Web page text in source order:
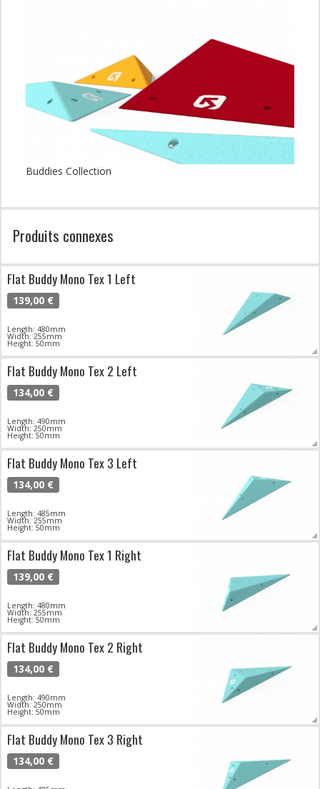
Buddies Collection
Produits connexes
Flat Buddy Mono Tex 1 Left
139,00 €
Length: 480mm
Width: 255mm
Height: 50mm
Flat Buddy Mono Tex 2 Left
134,00 €
Length: 490mm
Width: 250mm
Height: 50mm
Flat Buddy Mono Tex 3 Left
134,00 €
Length: 485mm
Width: 255mm
Height: 50mm
Flat Buddy Mono Tex 1 Right
139,00 €
Length: 480mm
Width: 255mm
Height: 50mm
Flat Buddy Mono Tex 2 Right
134,00 €
Length: 490mm
Width: 250mm
Height: 50mm
Flat Buddy Mono Tex 3 Right
134,00 €